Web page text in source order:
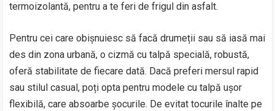
termoizolantă, pentru a te feri de frigul din asfalt.
Pentru cei care obișnuiesc să facă drumeții sau să iasă mai
des din zona urbană, o cizmă cu talpă specială, robustă,
oferă stabilitate de fiecare dată. Dacă preferi mersul rapid
sau stilul casual, poți opta pentru modele cu talpă ușor
flexibilă, care absoarbe șocurile. De evitat tocurile înalte pe